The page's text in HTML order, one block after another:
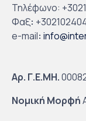
Τηλέφωνο:
Φαξ:
e-mail:
Αρ. Γ.Ε.ΜΗ.
Νομική Μορφή